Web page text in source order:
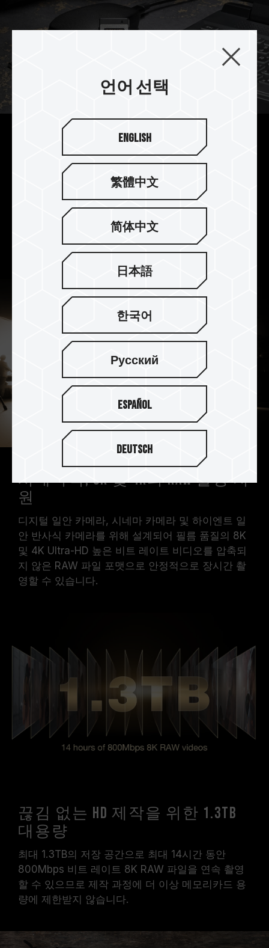
뛰어난 읽기/쓰기 속도로 빠른
전송 경험
T-CREATE EXPERT CFexpress Plus Type B 메모
리카드는 CFexpress와 호환되며, PCIe 3.0 x 2 인
터페이스를 통해 전송되며, 최대 1,800 MB/s와
1,700 MB/s의 읽기 및 쓰기 속도로, 창작 파일을 기
다릴 필요 없이 즉시 전송이 이루어집니다.
시네마틱, 8K 및 4K의 RAW 촬영 지
원
디지털 일안 카메라, 시네마 카메라 및 하이엔트 일
안 반사식 카메라를 위해 설계되어 필름 품질의 8K
및 4K Ultra-HD 높은 비트 레이트 비디오를 압축되
지 않은 RAW 파일 포맷으로 안정적으로 장시간 촬
영할 수 있습니다.
끊김 없는 HD 제작을 위한 1.3TB
대용량
최대 1.3TB의 저장 공간으로 최대 14시간 동안
800Mbps 비트 레이트 8K RAW 파일을 연속 촬영
할 수 있으므로 제작 과정에 더 이상 메모리카드 용
량에 제한받지 않습니다.
언어 선택
English
繁體中文
简体中文
日本語
한국어
Русский
Español
Deutsch